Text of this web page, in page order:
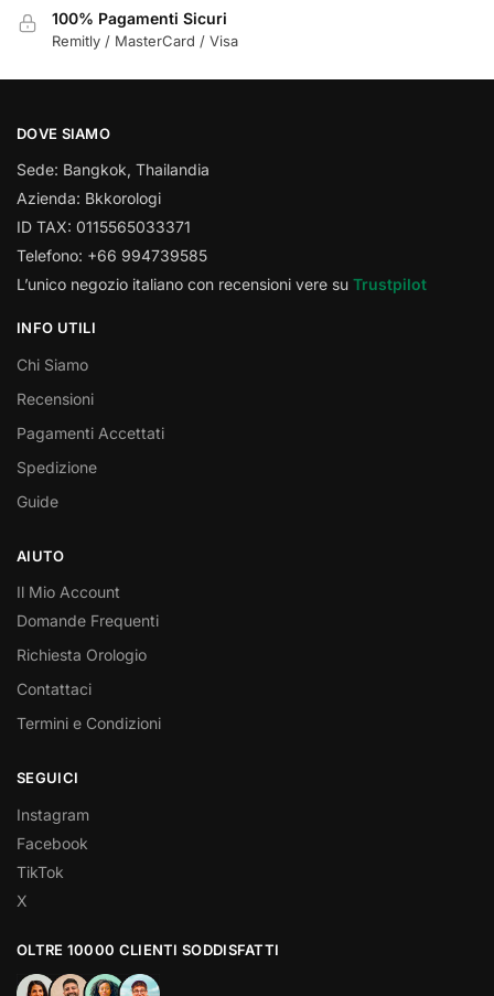
100% Pagamenti Sicuri
Remitly / MasterCard / Visa
DOVE SIAMO
Sede: Bangkok, Thailandia
Azienda: Bkkorologi
ID TAX: 0115565033371
Telefono: +66 994739585
L’unico negozio italiano con recensioni vere su Trustpilot
INFO UTILI
Chi Siamo
Recensioni
Pagamenti Accettati
Spedizione
Guide
AIUTO
Il Mio Account
Domande Frequenti
Richiesta Orologio
Contattaci
Termini e Condizioni
SEGUICI
Instagram
Facebook
TikTok
X
OLTRE 10000 CLIENTI SODDISFATTI